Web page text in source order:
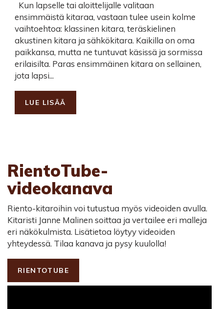
Kun lapselle tai aloittelijalle valitaan
ensimmäistä kitaraa, vastaan tulee usein kolme
vaihtoehtoa: klassinen kitara, teräskielinen
akustinen kitara ja sähkökitara. Kaikilla on oma
paikkansa, mutta ne tuntuvat käsissä ja sormissa
erilaisilta. Paras ensimmäinen kitara on sellainen,
jota lapsi...
LUE LISÄÄ
RientoTube-
videokanava
Riento-kitaroihin voi tutustua myös videoiden avulla.
Kitaristi Janne Malinen soittaa ja vertailee eri malleja
eri näkökulmista. Lisätietoa löytyy videoiden
yhteydessä. Tilaa kanava ja pysy kuulolla!
RIENTOTUBE